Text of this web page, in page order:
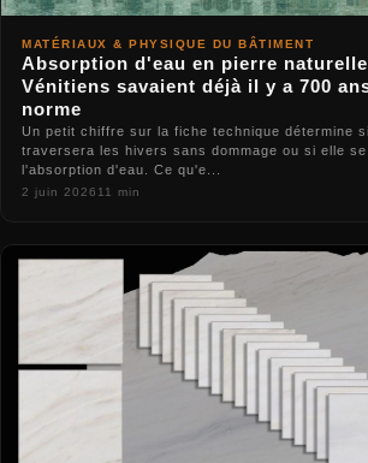
MATÉRIAUX & PHYSIQUE DU BÂTIMENT
Absorption d'eau en pierre
Vénitiens savaient déjà il y a 700
norme
Un petit chiffre sur la fiche technique détermine
traversera les hivers sans dommage ou si elle
l'absorption d'eau. Ce qu'e...
2 juin 2026 11 min